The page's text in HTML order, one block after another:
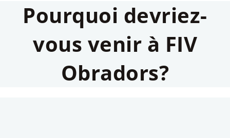
Pourquoi devriez-
vous venir à FIV
Obradors?